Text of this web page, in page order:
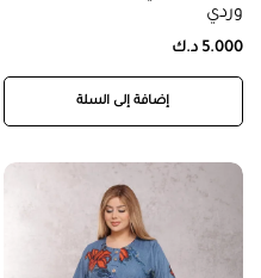
وردي
5.000 د.ك
إضافة إلى السلة